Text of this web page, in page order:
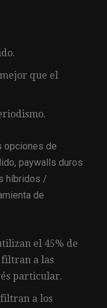
que el
opciones de
paywalls duros
híbridos /
de
el 45% de
filtran a las
particular.
a los